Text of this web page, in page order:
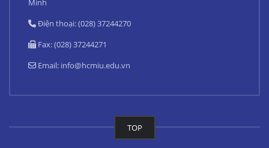
Minh
Điện thoại: (028) 37244270
Fax: (028) 37244271
Email: info@hcmiu.edu.vn
TOP